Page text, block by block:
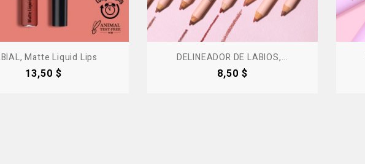
Matte Liquid Lips
Precio
13,50 $
DELINEADOR DE LABIOS,...
Precio
8,50 $